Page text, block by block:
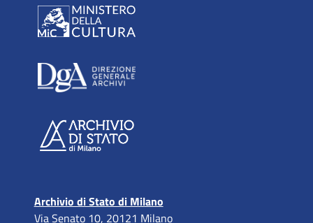
Archivio di Stato di Milano
Via Senato 10, 20121 Milano